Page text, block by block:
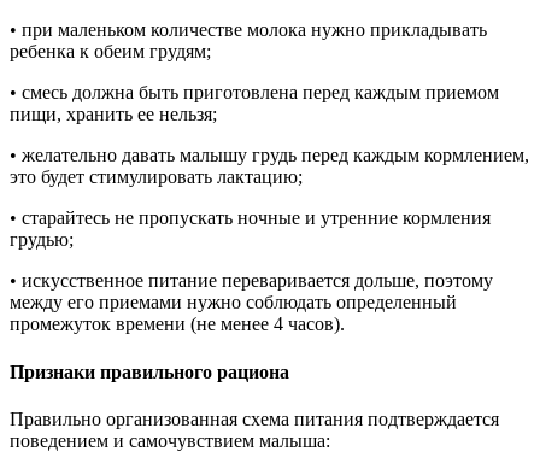
• при маленьком количестве молока нужно прикладывать
ребенка к обеим грудям;
• смесь должна быть приготовлена перед каждым приемом
пищи, хранить ее нельзя;
• желательно давать малышу грудь перед каждым кормлением,
это будет стимулировать лактацию;
• старайтесь не пропускать ночные и утренние кормления
грудью;
• искусственное питание переваривается дольше, поэтому
между его приемами нужно соблюдать определенный
промежуток времени (не менее 4 часов).
Признаки правильного рациона
Правильно организованная схема питания подтверждается
поведением и самочувствием малыша: